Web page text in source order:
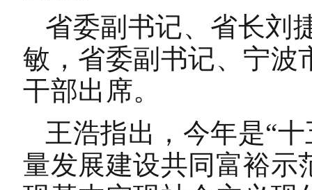
省委副书记、省长刘
敏，省委副书记、宁波
干部出席。
王浩指出，今年是“
量发展建设共同富裕示